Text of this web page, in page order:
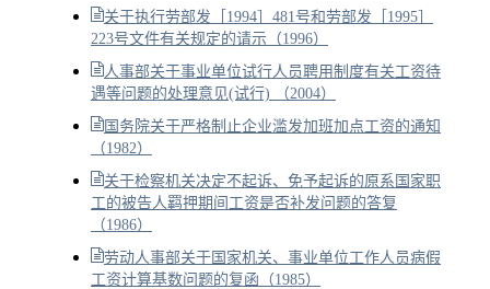
关于执行劳部发［1994］481号和劳部发［1995］
223号文件有关规定的请示（1996）
人事部关于事业单位试行人员聘用制度有关工资待
遇等问题的处理意见(试行) （2004）
国务院关于严格制止企业滥发加班加点工资的通知
（1982）
关于检察机关决定不起诉、免予起诉的原系国家职
工的被告人羁押期间工资是否补发问题的答复
（1986）
劳动人事部关于国家机关、事业单位工作人员病假
工资计算基数问题的复函（1985）